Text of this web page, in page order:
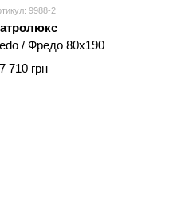
9988-2
/ Фредо 80x190
7 710 грн